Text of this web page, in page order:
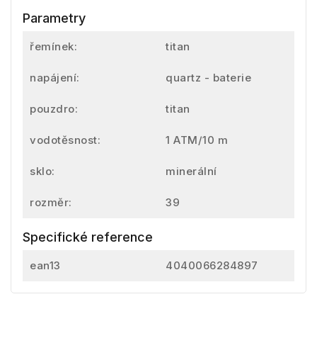
Parametry
řemínek: titan
napájení: quartz - baterie
pouzdro: titan
vodotěsnost: 1 ATM/10 m
sklo: minerální
rozměr: 39
Specifické reference
ean13 4040066284897